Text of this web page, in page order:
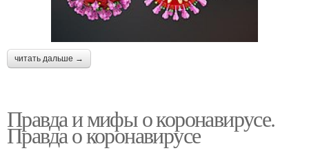
читать дальше →
Правда и мифы о коронавирусе.
Правда о коронавирусе